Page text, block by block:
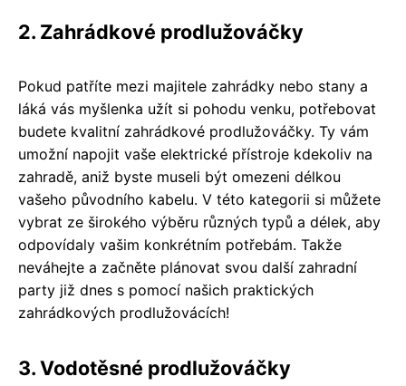
2. Zahrádkové prodlužováčky
Pokud patříte mezi majitele zahrádky nebo stany a
láká vás myšlenka užít si pohodu venku, potřebovat
budete kvalitní zahrádkové prodlužováčky. Ty vám
umožní napojit vaše elektrické přístroje kdekoliv na
zahradě, aniž byste museli být omezeni délkou
vašeho původního kabelu. V této kategorii si můžete
vybrat ze širokého výběru různých typů a délek, aby
odpovídaly vašim konkrétním potřebám. Takže
neváhejte a začněte plánovat svou další zahradní
party již dnes s pomocí našich praktických
zahrádkových prodlužovácích!
3. Vodotěsné prodlužováčky